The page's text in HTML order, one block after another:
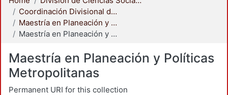
Coordinación Divisional de Posgrado
Maestría en Planeación y Políticas Metropolitanas
Maestría en Planeación y Políticas Metropolitanas
Maestría en Planeación y Políticas
Metropolitanas
Permanent URI for this collection